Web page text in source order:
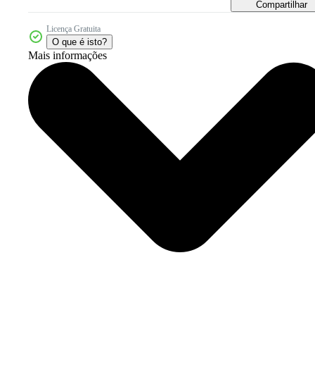
Compartilhar
Licença Gratuita
O que é isto?
Mais informações